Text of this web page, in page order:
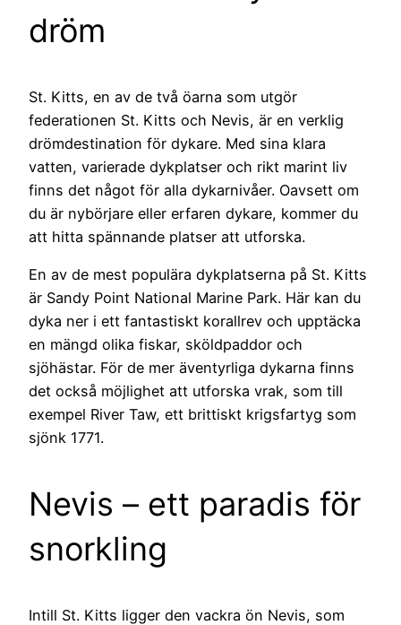
dröm
St. Kitts, en av de två öarna som utgör
federationen St. Kitts och Nevis, är en verklig
drömdestination för dykare. Med sina klara
vatten, varierade dykplatser och rikt marint liv
finns det något för alla dykarnivåer. Oavsett om
du är nybörjare eller erfaren dykare, kommer du
att hitta spännande platser att utforska.
En av de mest populära dykplatserna på St. Kitts
är Sandy Point National Marine Park. Här kan du
dyka ner i ett fantastiskt korallrev och upptäcka
en mängd olika fiskar, sköldpaddor och
sjöhästar. För de mer äventyrliga dykarna finns
det också möjlighet att utforska vrak, som till
exempel River Taw, ett brittiskt krigsfartyg som
sjönk 1771.
Nevis – ett paradis för
snorkling
Intill St. Kitts ligger den vackra ön Nevis, som